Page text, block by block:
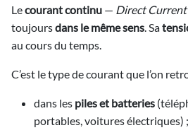
2026
2026
2026
2026
2026
2026
2026
2026
2026
2026
2026
Lecourant continu — Direct Current
toujoursdans le même sens. Sa
au cours du temps.
C’est le type de courant que l’on
dans les piles et batteries
portables, voitures électriques) ;